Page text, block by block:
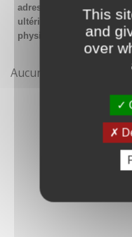
This
and
over
adresse email générique
ultérieur au compte
physique gestionnaire.
Aucune démarche